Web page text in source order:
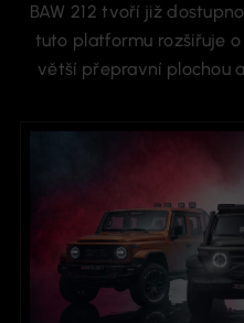
BAW 212 tvoří již
tuto platformu rozšiřuje
větší přepravní plochou